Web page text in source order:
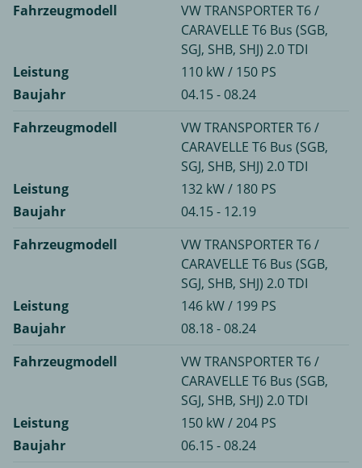
Fahrzeugmodell
VW TRANSPORTER T6 /
CARAVELLE T6 Bus (SGB,
SGJ, SHB, SHJ) 2.0 TDI
Leistung
110 kW / 150 PS
Baujahr
04.15 - 08.24
Fahrzeugmodell
VW TRANSPORTER T6 /
CARAVELLE T6 Bus (SGB,
SGJ, SHB, SHJ) 2.0 TDI
Leistung
132 kW / 180 PS
Baujahr
04.15 - 12.19
Fahrzeugmodell
VW TRANSPORTER T6 /
CARAVELLE T6 Bus (SGB,
SGJ, SHB, SHJ) 2.0 TDI
Leistung
146 kW / 199 PS
Baujahr
08.18 - 08.24
Fahrzeugmodell
VW TRANSPORTER T6 /
CARAVELLE T6 Bus (SGB,
SGJ, SHB, SHJ) 2.0 TDI
Leistung
150 kW / 204 PS
Baujahr
06.15 - 08.24